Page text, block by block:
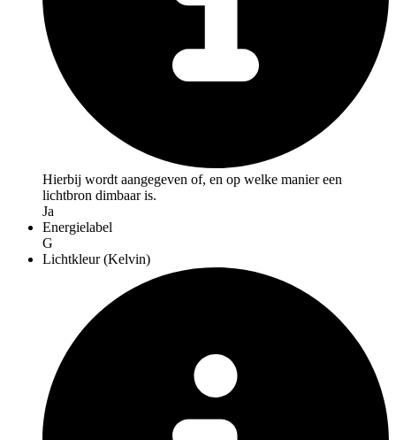
Hierbij wordt aangegeven of, en op welke manier een
lichtbron dimbaar is.
Ja
Energielabel
G
Lichtkleur (Kelvin)